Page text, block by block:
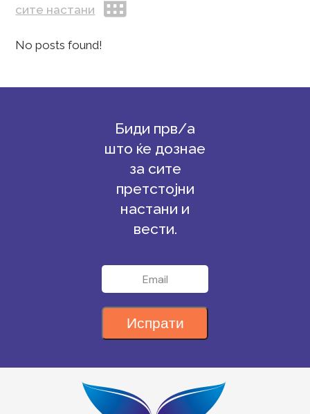
Биди прв/а
што ќе дознае
за сите
претстојни
настани и
Испрати